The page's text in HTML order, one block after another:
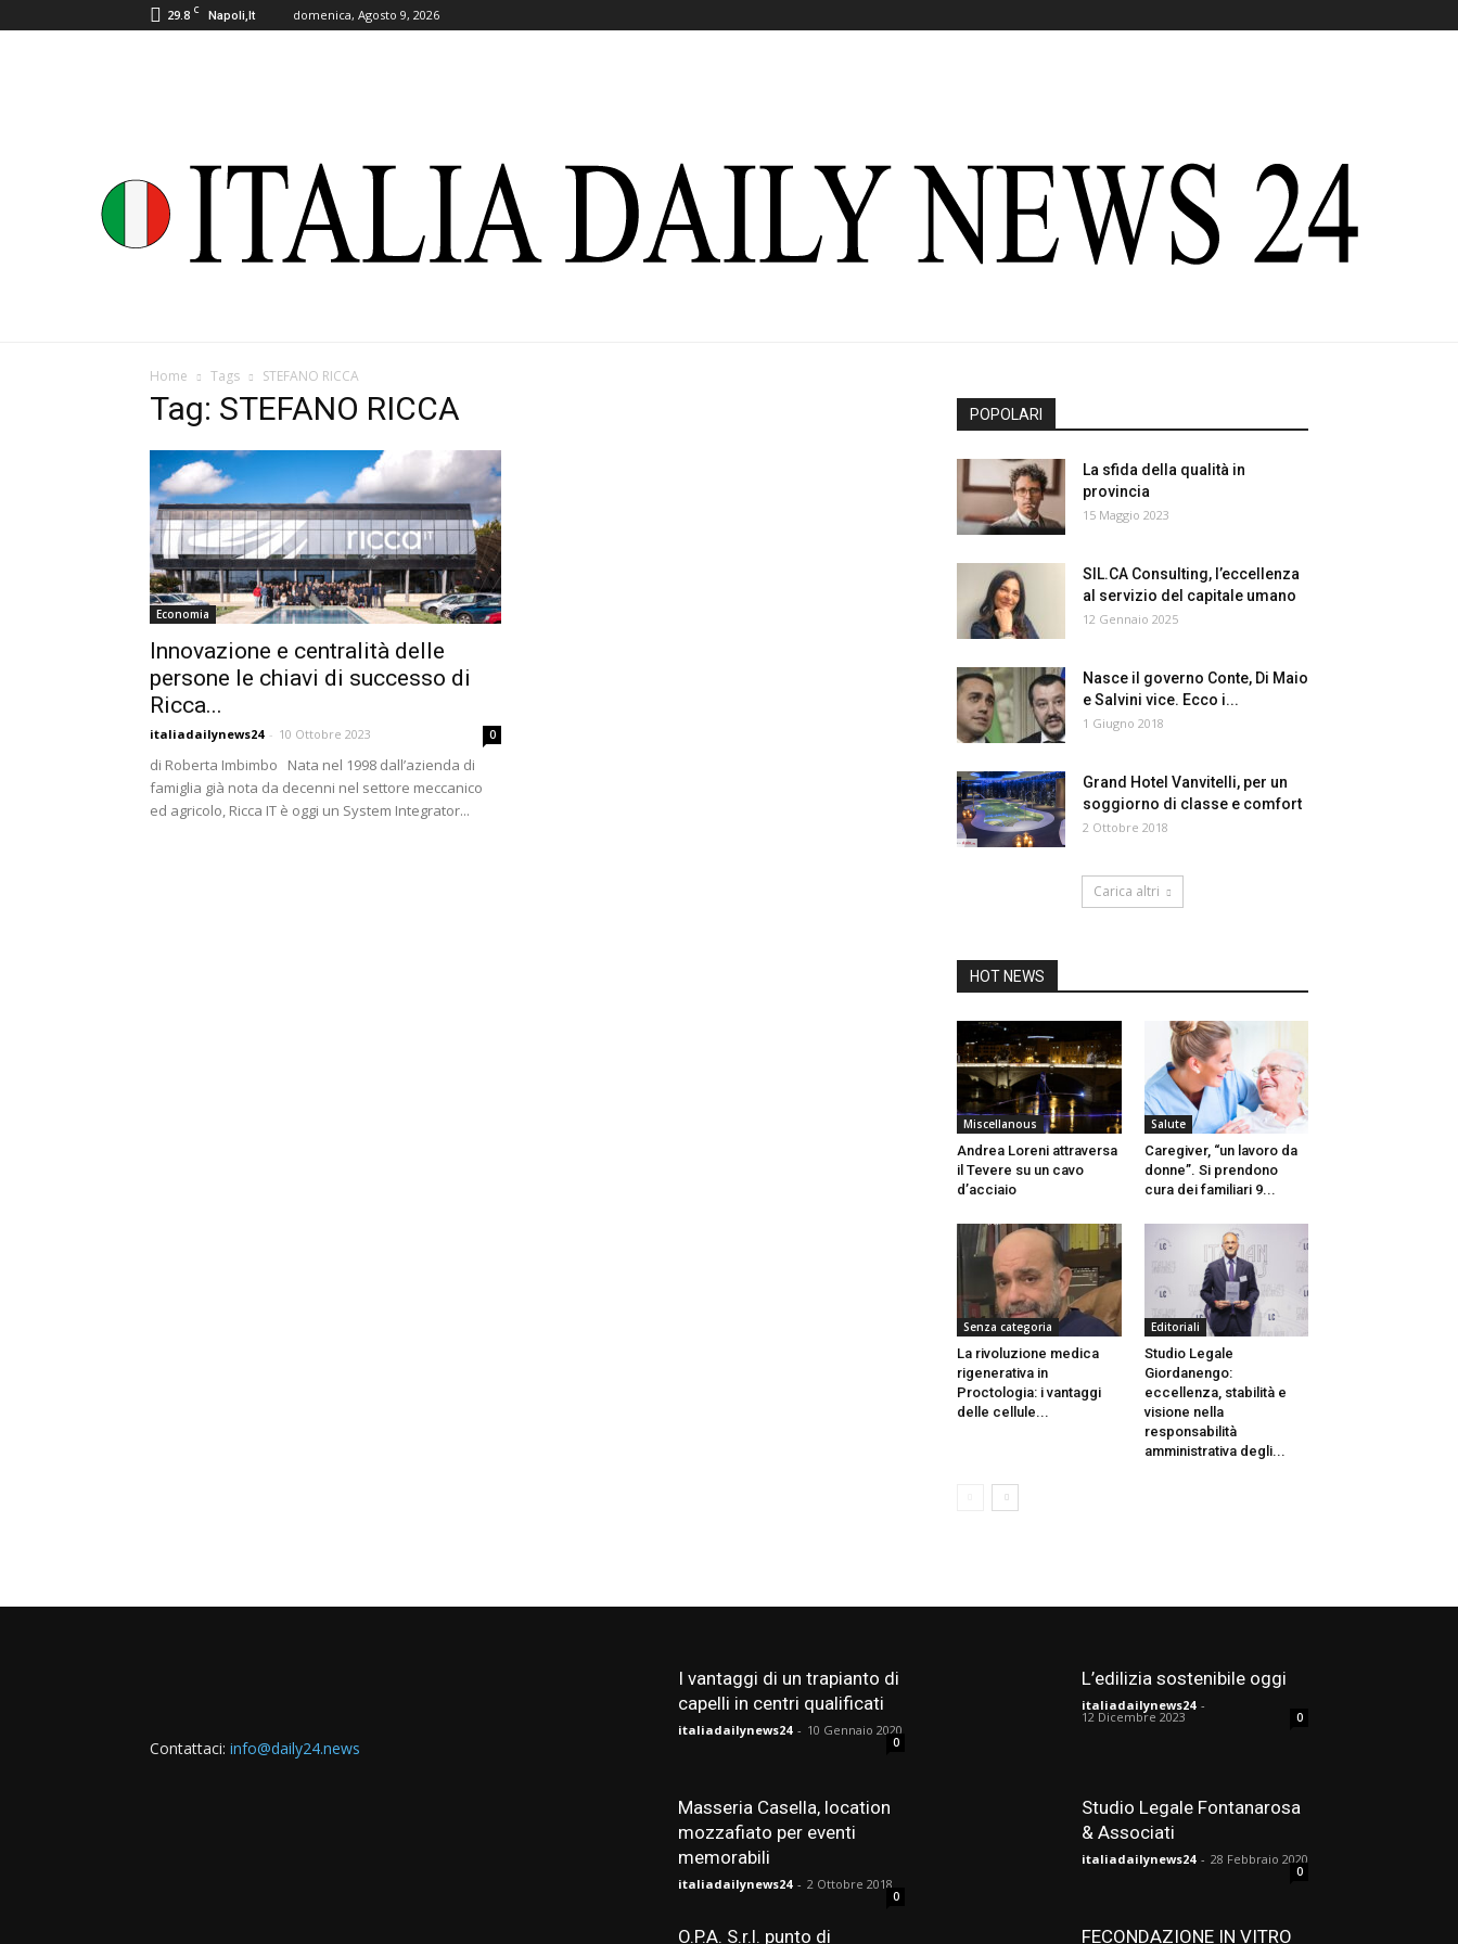
29.8 C Napoli,It domenica, Agosto 9, 2026
Home Tags STEFANO RICCA
Tag: STEFANO RICCA
Economia
Innovazione e centralità delle
persone le chiavi di successo di
Ricca...
italiadailynews24 - 10 Ottobre 2023 0
di Roberta Imbimbo Nata nel 1998 dall’azienda di
famiglia già nota da decenni nel settore meccanico
ed agricolo, Ricca IT è oggi un System Integrator...
POPOLARI
La sfida della qualità in
provincia
15 Maggio 2023
SIL.CA Consulting, l’eccellenza
al servizio del capitale umano
12 Gennaio 2025
Nasce il governo Conte, Di Maio
e Salvini vice. Ecco i...
1 Giugno 2018
Grand Hotel Vanvitelli, per un
soggiorno di classe e comfort
2 Ottobre 2018
Carica altri
HOT NEWS
Miscellanous
Andrea Loreni attraversa
il Tevere su un cavo
d’acciaio
Salute
Caregiver, “un lavoro da
donne”. Si prendono
cura dei familiari 9...
Senza categoria
La rivoluzione medica
rigenerativa in
Proctologia: i vantaggi
delle cellule...
Editoriali
Studio Legale
Giordanengo:
eccellenza, stabilità e
visione nella
responsabilità
amministrativa degli...
Contattaci: info@daily24.news
I vantaggi di un trapianto di
capelli in centri qualificati
italiadailynews24 - 10 Gennaio 2020
0
Masseria Casella, location
mozzafiato per eventi
memorabili
italiadailynews24 - 2 Ottobre 2018
0
O.P.A. S.r.l. punto di
L’edilizia sostenibile oggi
italiadailynews24 -
12 Dicembre 2023 0
Studio Legale Fontanarosa
& Associati
italiadailynews24 - 28 Febbraio 2020
0
FECONDAZIONE IN VITRO